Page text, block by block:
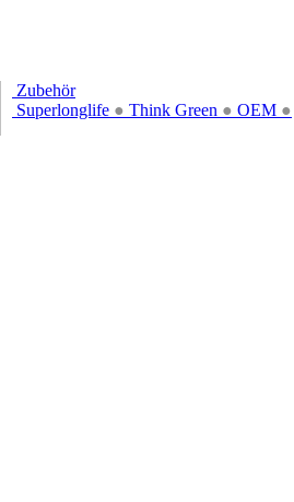
Zubehör
Superlonglife ● Think Green ● OEM ●